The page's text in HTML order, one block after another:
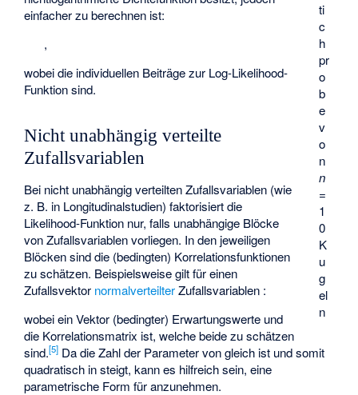
ti
c
h
pr
o
b
e
v
o
n
n
=
1
0
K
u
g
el
n
einfacher zu berechnen ist:
,
wobeidie individuellen Beiträge zur Log-Likelihood-
Funktion sind.
Nicht unabhängig verteilte
Zufallsvariablen
Bei nicht unabhängig verteilten Zufallsvariablen (wie
z. B. in Longitudinalstudien) faktorisiert die
Likelihood-Funktion nur, falls unabhängige Blöcke
von Zufallsvariablen vorliegen. In den jeweiligen
Blöcken sind die (bedingten) Korrelationsfunktionen
zu schätzen. Beispielsweise gilt für einen
Zufallsvektor normalverteilterZufallsvariablen :
wobeiein Vektor (bedingter) Erwartungswerte und
die Korrelationsmatrix ist, welche beide zu schätzen
sind.[5] Da die Zahl der Parameter vongleich ist und somit
quadratisch insteigt, kann es hilfreich sein, eine
parametrische Form füranzunehmen.